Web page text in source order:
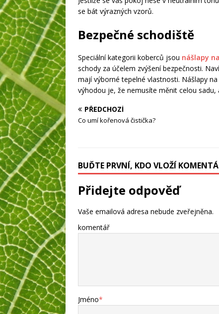
se bát výrazných vzorů.
Bezpečné schodiště
Speciální kategorii koberců jsou nášlapy
schody za účelem zvýšení bezpečnosti.
mají výborné tepelné vlastnosti. Nášlapy
výhodou je, že nemusíte měnit celou
PŘEDCHOZÍ
Co umí kořenová čistička?
BUĎTE PRVNÍ, KDO VLOŽÍ
Přidejte odpověď
Vaše emailová adresa nebude zveřejněna.
komentář
Jméno*